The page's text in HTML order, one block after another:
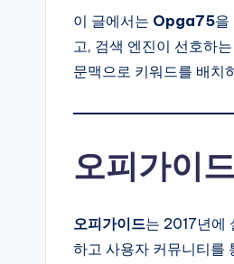
이 글에서는 Opga75을
고, 검색 엔진이 선호하
문맥으로 키워드를 배치
오피가이
오피가이드는 2017년에
하고 사용자 커뮤니티를